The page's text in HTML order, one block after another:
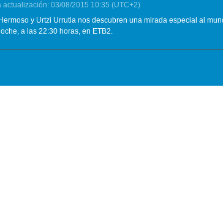
actualización: 03/08/2015 10:35 (UTC+2)
y Urtzi Urrutia nos descubren una mirada especial al
a las 22:30 horas, en ETB2.